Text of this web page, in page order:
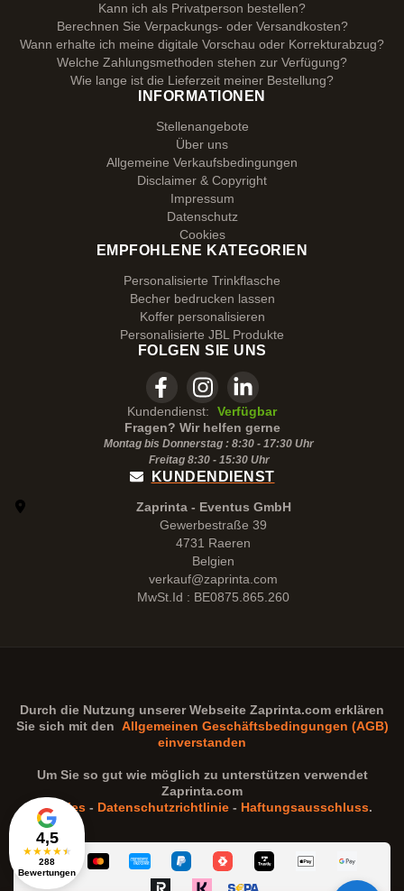
4,5
★★★★★
288
Bewertungen
Kann ich als Privatperson bestellen?
Berechnen Sie Verpackungs- oder Versandkosten?
Wann erhalte ich meine digitale Vorschau oder Korrekturabzug?
Welche Zahlungsmethoden stehen zur Verfügung?
Wie lange ist die Lieferzeit meiner Bestellung?
INFORMATIONEN
Stellenangebote
Über uns
Allgemeine Verkaufsbedingungen
Disclaimer & Copyright
Impressum
Datenschutz
Cookies
EMPFOHLENE KATEGORIEN
Personalisierte Trinkflasche
Becher bedrucken lassen
Koffer personalisieren
Personalisierte JBL Produkte
FOLGEN SIE UNS
Kundendienst:
Verfügbar
Fragen? Wir helfen gerne
Montag bis Donnerstag : 8:30 - 17:30 Uhr
Freitag 8:30 - 15:30Uhr
KUNDENDIENST
Zaprinta - Eventus GmbH
Gewerbestraße 39
4731 Raeren
Belgien
verkauf@zaprinta.com
MwSt.Id : BE0875.865.260
Durch die Nutzung unserer Webseite Zaprinta.com erklären
Sie sich mit den Allgemeinen Geschäftsbedingungen (AGB)
einverstanden
Um Sie so gut wie möglich zu unterstützen verwendet
Zaprinta.com
Cookies - Datenschutzrichtlinie - Haftungsausschluss.